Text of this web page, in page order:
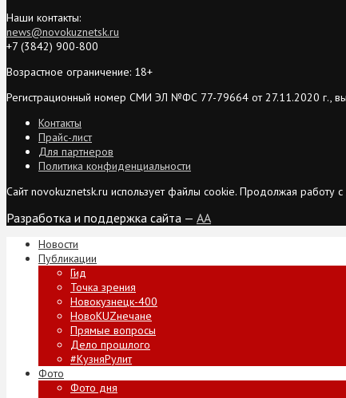
Наши контакты:
news@novokuznetsk.ru
+7 (3842) 900-800
Возрастное ограничение: 18+
Регистрационный номер СМИ ЭЛ №ФС 77-79664 от 27.11.2020 г.,
Контакты
Прайс-лист
Для партнеров
Политика конфиденциальности
Сайт novokuznetsk.ru использует файлы cookie. Продолжая работу
Разработка и поддержка сайта — AA
Новости
Публикации
Гид
Точка зрения
Новокузнецк-400
НовоKUZнечане
Прямые вопросы
Дело прошлого
#КузняРулит
Фото
Фото дня